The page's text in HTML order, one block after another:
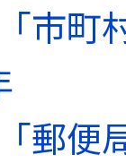
市町
郵便